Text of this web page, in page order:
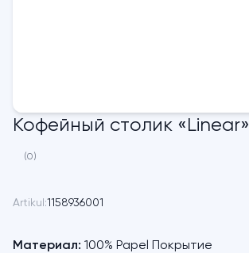
Кофейный столик «Linear»
(0)
Artikul:1158936001
Материал: 100% Papel Покрытие